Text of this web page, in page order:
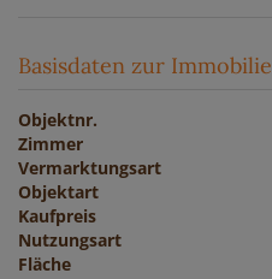
Basisdaten zur Immobilie
Objektnr.
Zimmer
Vermarktungsart
Objektart
Kaufpreis
Nutzungsart
Fläche